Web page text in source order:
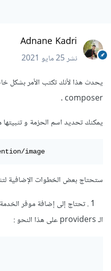
Adnane Kadri
نشر25 مايو 2021
composer .
يمكنك تحديد اسم الحزمة و تثبيتها
image
ستحتاج بعض الخطوات الإضافية
الـ providers على هذا النحو :